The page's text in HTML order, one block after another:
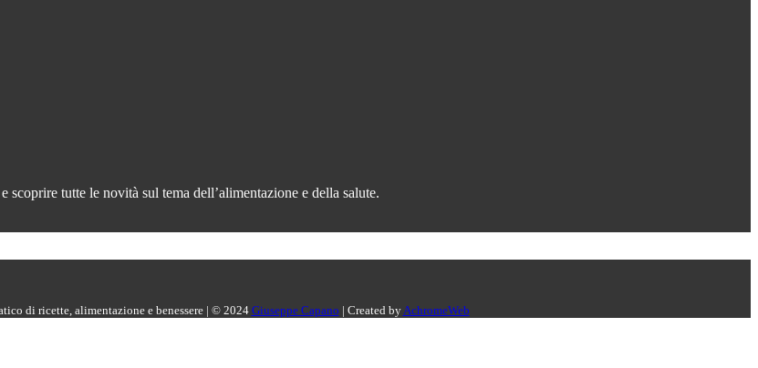
tutte le novità sul tema dell’alimentazione e della salute.
di ricette, alimentazione e benessere | © 2024 Giuseppe Capano | Created byAchromeWeb